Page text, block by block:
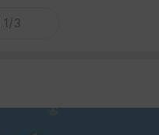
1/3